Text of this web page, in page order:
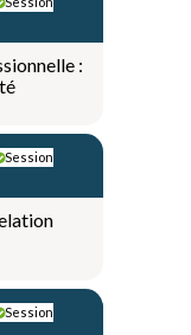
:
Session
Session